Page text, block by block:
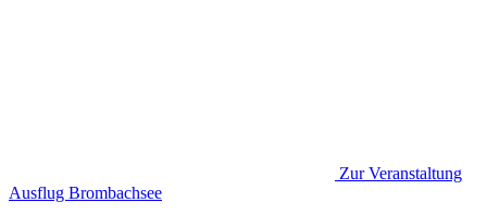
Zur Veranstaltung
Ausflug Brombachsee